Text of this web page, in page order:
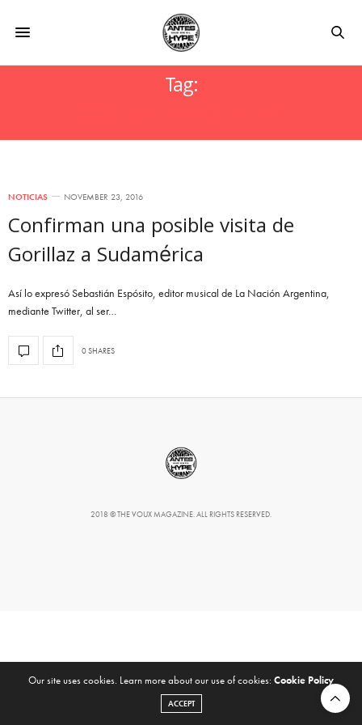
Tag:
NOTICIAS NOVEMBER 23, 2016
Confirman una posible visita de
Gorillaz a Sudamérica
Así lo expresó Sebastián Espósito, editor musical de La Nación Argentina,
mediante Twitter, al ser…
0 SHARES
2018 © THE VOUX MAGAZINE. ALL RIGHTS RESERVED.
Our site uses cookies. Learn more about our use of cookies: Cookie Policy
ACCEPT